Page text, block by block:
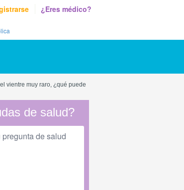
¿Eres médico?
vientre muy raro, ¿qué puede
de salud?